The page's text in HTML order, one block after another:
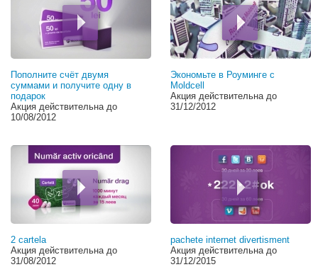
Пополните счёт двумя
суммами и получите одну в
подарок
Акция действительна до
10/08/2012
Экономьте в Роуминге с
Moldcell
Акция действительна до
31/12/2012
2 cartela
Акция действительна до
31/08/2012
pachete internet divertisment
Акция действительна до
31/12/2015